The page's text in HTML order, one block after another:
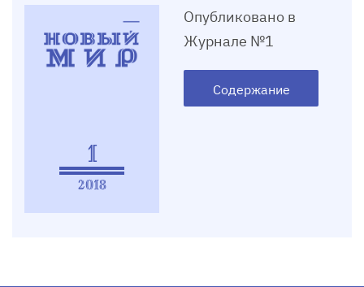
1
2018
Опубликовано в
Журнале №1
Содержание